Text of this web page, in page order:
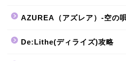
AZUREA（アズレア）-空の
De:Lithe(ディライズ)攻略